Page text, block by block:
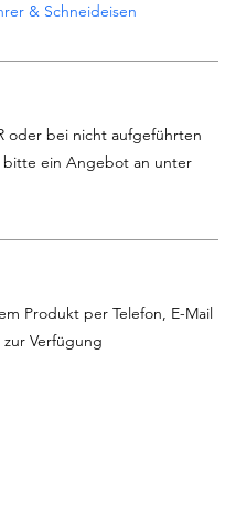
& Schneideisen
oder bei nicht aufgeführten
ein Angebot an unter
Produkt per Telefon, E-Mail
Verfügung